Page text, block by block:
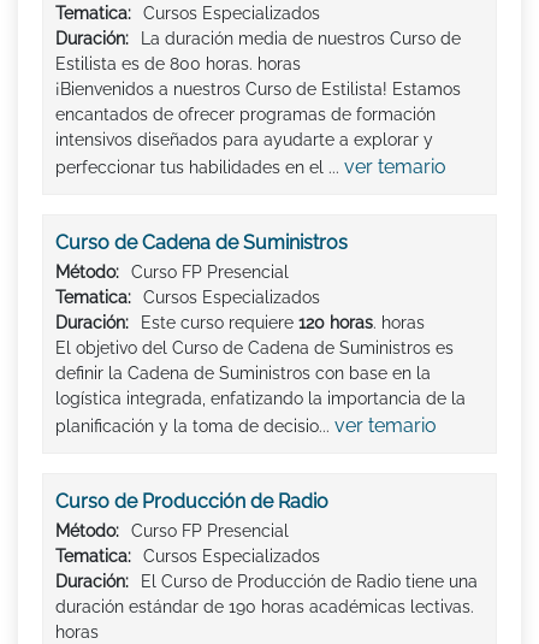
Tematica:
Cursos Especializados
Duración:
La duración media de nuestros Curso de
Estilista es de 800 horas. horas
¡Bienvenidos a nuestros Curso de Estilista! Estamos
encantados de ofrecer programas de formación
intensivos diseñados para ayudarte a explorar y
perfeccionar tus habilidades en el ... ver temario
Curso de Cadena de Suministros
Método:
Curso FP Presencial
Tematica:
Cursos Especializados
Duración:
Este curso requiere 120 horas. horas
El objetivo del Curso de Cadena de Suministros es
definir la Cadena de Suministros con base en la
logística integrada, enfatizando la importancia de la
planificación y la toma de decisio... ver temario
Curso de Producción de Radio
Método:
Curso FP Presencial
Tematica:
Cursos Especializados
Duración:
El Curso de Producción de Radio tiene una
duración estándar de 190 horas académicas lectivas.
horas